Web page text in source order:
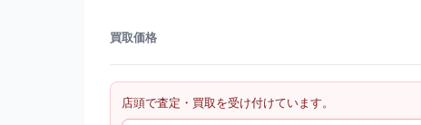
買取価格
店頭で査定・買取を受け付けています。